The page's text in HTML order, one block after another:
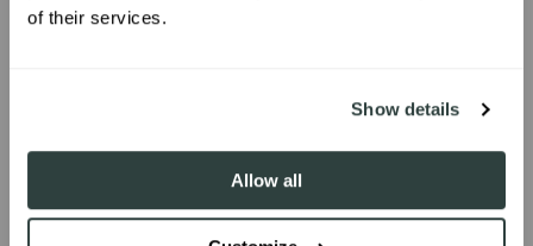
of their services.
Show details
Allow all